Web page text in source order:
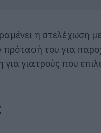
η στελέχωση
πρότασή του για
γιατρούς που